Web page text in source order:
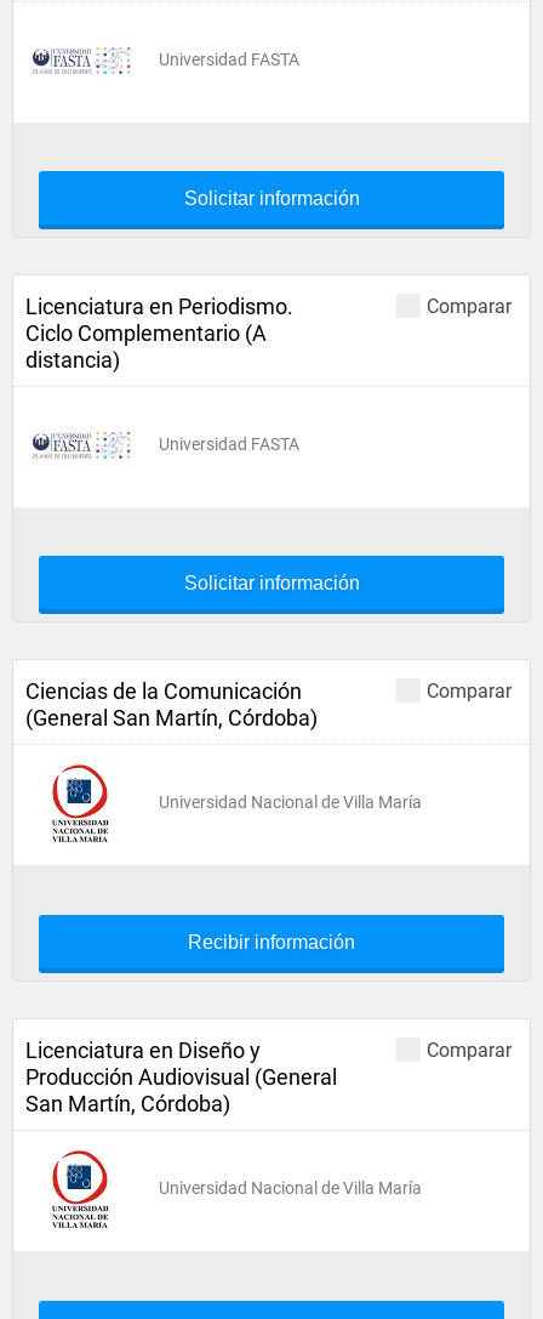
Universidad FASTA
Solicitar información
Comparar
Licenciatura en Periodismo.
Ciclo Complementario (A
distancia)
Universidad FASTA
Solicitar información
Comparar
Ciencias de la Comunicación
(General San Martín, Córdoba)
Universidad Nacional de Villa María
Recibir información
Comparar
Licenciatura en Diseño y
Producción Audiovisual (General
San Martín, Córdoba)
Universidad Nacional de Villa María